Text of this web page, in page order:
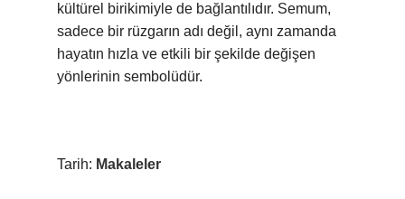
kültürel birikimiyle de bağlantılıdır. Semum,
sadece bir rüzgarın adı değil, aynı zamanda
hayatın hızla ve etkili bir şekilde değişen
yönlerinin sembolüdür.
Tarih: Makaleler